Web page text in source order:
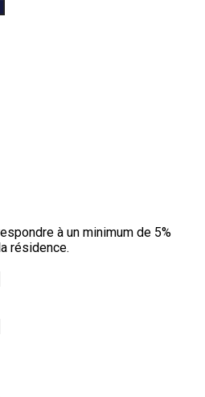
à un minimum de 5%
résidence.